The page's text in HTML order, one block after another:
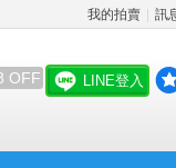
我的拍賣 訊
OFF LINE登入